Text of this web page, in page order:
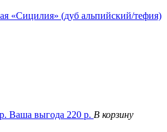
«Сицилия» (дуб альпийский/тефия)
р. Ваша выгода 220 р. В корзину